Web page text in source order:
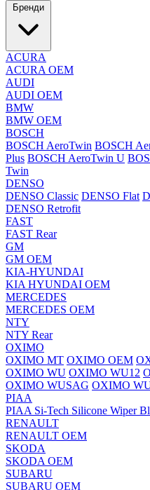
Бренди
ACURA
ACURA OEM
AUDI
AUDI OEM
BMW
BMW OEM
BOSCH
BOSCH AeroTwin BOSCH
Plus BOSCH AeroTwin U
Twin
DENSO
DENSO Classic DENSO Flat
DENSO Retrofit
FAST
FAST Rear
GM
GM OEM
KIA-HYUNDAI
KIA HYUNDAI OEM
MERCEDES
MERCEDES OEM
NTY
NTY Rear
OXIMO
OXIMO MT OXIMO OEM
OXIMO WU OXIMO WU12
OXIMO WUSAG OXIMO
PIAA
PIAA Si-Tech Silicone Wiper
RENAULT
RENAULT OEM
SKODA
SKODA OEM
SUBARU
SUBARU OEM